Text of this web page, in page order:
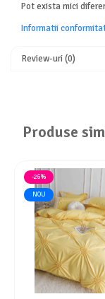
Pot exista mici
Informatii
Review-uri(0)
Produse
-26%
NOU